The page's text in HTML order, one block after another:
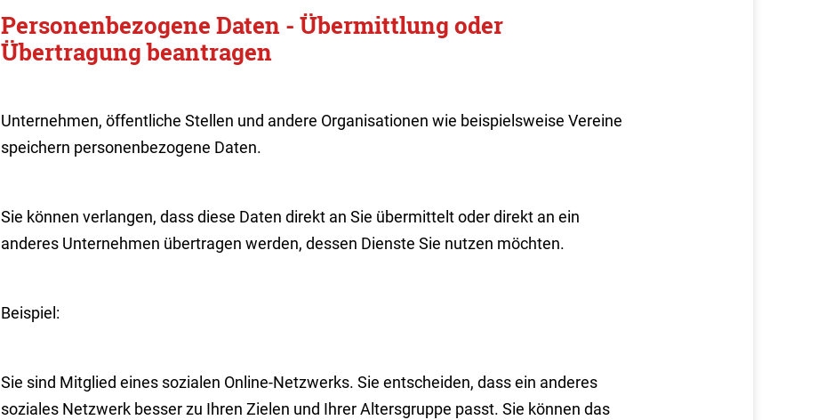
Personenbezogene Daten - Übermittlung oder
Übertragung beantragen
Unternehmen, öffentliche Stellen und andere Organisationen wie beispielsweise Vereine
speichern personenbezogene Daten.
Sie können verlangen, dass diese Daten direkt an Sie übermittelt oder direkt an ein
anderes Unternehmen übertragen werden, dessen Dienste Sie nutzen möchten.
Beispiel:
Sie sind Mitglied eines sozialen Online-Netzwerks. Sie entscheiden, dass ein anderes
soziales Netzwerk besser zu Ihren Zielen und Ihrer Altersgruppe passt. Sie können das